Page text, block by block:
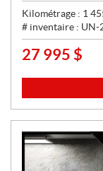
Kilométrage : 1
# inventaire : UN-
P
X
:
27 995 $